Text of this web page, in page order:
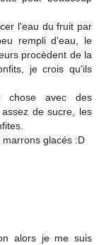
l'eau du fruit par
rempli d'eau, le
procèdent de la
je crois qu'ils
chose avec des
de sucre, les
glacés :D
alors je me suis